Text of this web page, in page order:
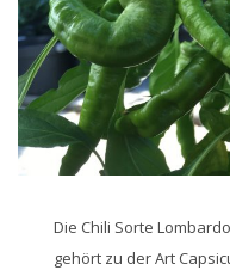
Die Chili Sorte
gehört zu der Art